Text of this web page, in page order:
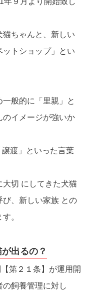
ちゃんと、新しい
トショップ」とい
般的に「里親」と
のイメージが強いか
渡」といった言葉
切 にしてきた犬猫
び、新しい家族 との
。
出るの？
第２１条】が運用開
飼養管理に対し